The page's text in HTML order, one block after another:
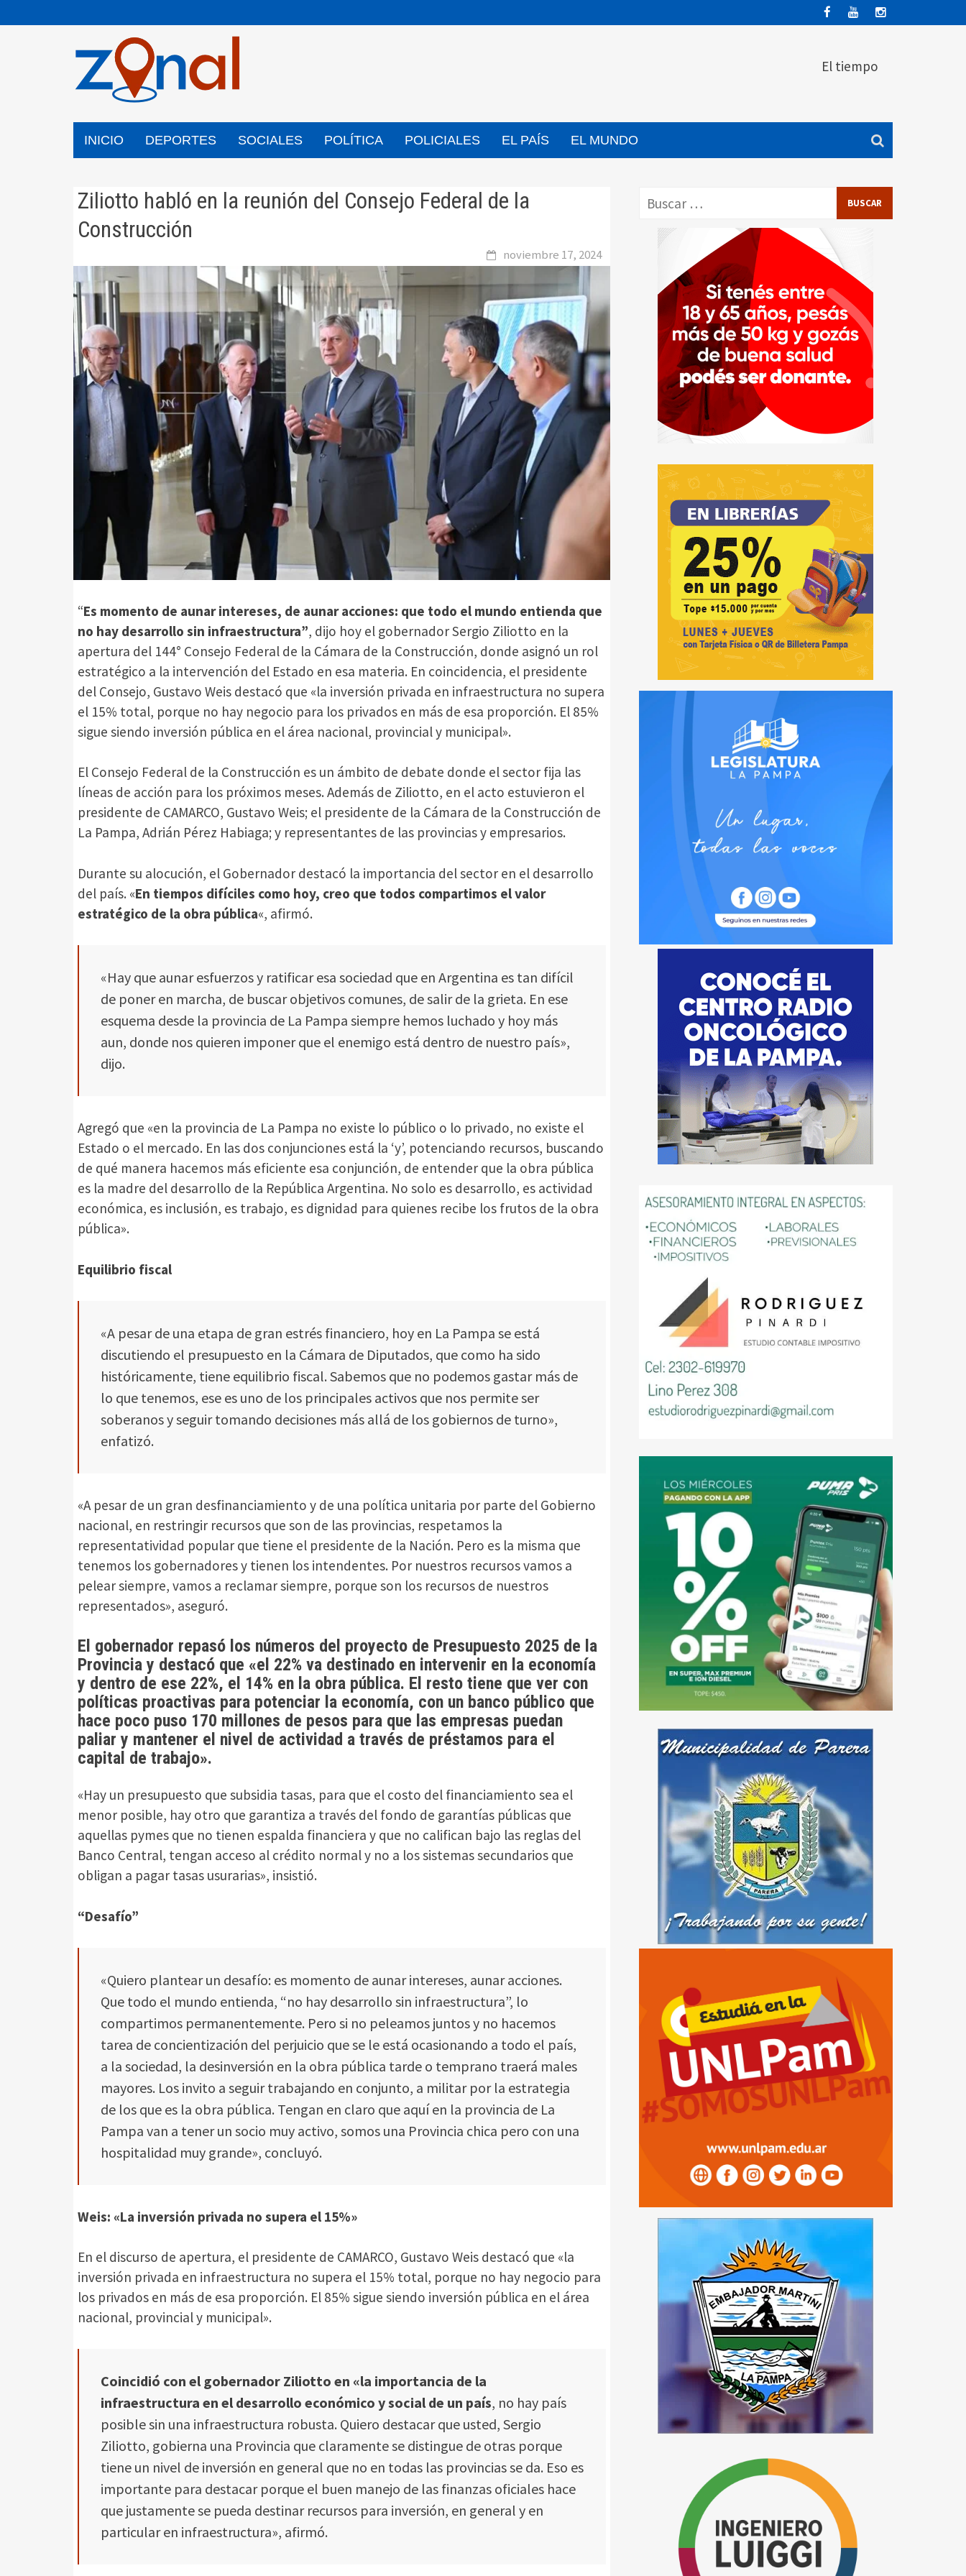
al
El tiempo
INICIO DEPORTES SOCIALES POLÍTICA POLICIALES EL PAÍS EL MUNDO
Ziliotto habló en la reunión del Consejo Federal de la
Construcción
noviembre 17, 2024
“Es momento de aunar intereses, de aunar acciones: que todo el mundo entienda que
no hay desarrollo sin infraestructura”, dijo hoy el gobernador Sergio Ziliotto en la
apertura del 144° Consejo Federal de la Cámara de la Construcción, donde asignó un rol
estratégico a la intervención del Estado en esa materia. En coincidencia, el presidente
del Consejo, Gustavo Weis destacó que «la inversión privada en infraestructura no supera
el 15% total, porque no hay negocio para los privados en más de esa proporción. El 85%
sigue siendo inversión pública en el área nacional, provincial y municipal».
El Consejo Federal de la Construcción es un ámbito de debate donde el sector fija las
líneas de acción para los próximos meses. Además de Ziliotto, en el acto estuvieron el
presidente de CAMARCO, Gustavo Weis; el presidente de la Cámara de la Construcción de
La Pampa, Adrián Pérez Habiaga; y representantes de las provincias y empresarios.
Durante su alocución, el Gobernador destacó la importancia del sector en el desarrollo
del país. «En tiempos difíciles como hoy, creo que todos compartimos el valor
estratégico de la obra pública«, afirmó.
«Hay que aunar esfuerzos y ratificar esa sociedad que en Argentina es tan difícil
de poner en marcha, de buscar objetivos comunes, de salir de la grieta. En ese
esquema desde la provincia de La Pampa siempre hemos luchado y hoy más
aun, donde nos quieren imponer que el enemigo está dentro de nuestro país»,
dijo.
Agregó que «en la provincia de La Pampa no existe lo público o lo privado, no existe el
Estado o el mercado. En las dos conjunciones está la ‘y’, potenciando recursos, buscando
de qué manera hacemos más eficiente esa conjunción, de entender que la obra pública
es la madre del desarrollo de la República Argentina. No solo es desarrollo, es actividad
económica, es inclusión, es trabajo, es dignidad para quienes recibe los frutos de la obra
pública».
Equilibrio fiscal
«A pesar de una etapa de gran estrés financiero, hoy en La Pampa se está
discutiendo el presupuesto en la Cámara de Diputados, que como ha sido
históricamente, tiene equilibrio fiscal. Sabemos que no podemos gastar más de
lo que tenemos, ese es uno de los principales activos que nos permite ser
soberanos y seguir tomando decisiones más allá de los gobiernos de turno»,
enfatizó.
«A pesar de un gran desfinanciamiento y de una política unitaria por parte del Gobierno
nacional, en restringir recursos que son de las provincias, respetamos la
representatividad popular que tiene el presidente de la Nación. Pero es la misma que
tenemos los gobernadores y tienen los intendentes. Por nuestros recursos vamos a
pelear siempre, vamos a reclamar siempre, porque son los recursos de nuestros
representados», aseguró.
El gobernador repasó los números del proyecto de Presupuesto 2025 de la
Provincia y destacó que «el 22% va destinado en intervenir en la economía
y dentro de ese 22%, el 14% en la obra pública. El resto tiene que ver con
políticas proactivas para potenciar la economía, con un banco público que
hace poco puso 170 millones de pesos para que las empresas puedan
paliar y mantener el nivel de actividad a través de préstamos para el
capital de trabajo».
«Hay un presupuesto que subsidia tasas, para que el costo del financiamiento sea el
menor posible, hay otro que garantiza a través del fondo de garantías públicas que
aquellas pymes que no tienen espalda financiera y que no califican bajo las reglas del
Banco Central, tengan acceso al crédito normal y no a los sistemas secundarios que
obligan a pagar tasas usurarias», insistió.
“Desafío”
«Quiero plantear un desafío: es momento de aunar intereses, aunar acciones.
Que todo el mundo entienda, “no hay desarrollo sin infraestructura”, lo
compartimos permanentemente. Pero si no peleamos juntos y no hacemos
tarea de concientización del perjuicio que se le está ocasionando a todo el país,
a la sociedad, la desinversión en la obra pública tarde o temprano traerá males
mayores. Los invito a seguir trabajando en conjunto, a militar por la estrategia
de los que es la obra pública. Tengan en claro que aquí en la provincia de La
Pampa van a tener un socio muy activo, somos una Provincia chica pero con una
hospitalidad muy grande», concluyó.
Weis: «La inversión privada no supera el 15%»
En el discurso de apertura, el presidente de CAMARCO, Gustavo Weis destacó que «la
inversión privada en infraestructura no supera el 15% total, porque no hay negocio para
los privados en más de esa proporción. El 85% sigue siendo inversión pública en el área
nacional, provincial y municipal».
Coincidió con el gobernador Ziliotto en «la importancia de la
infraestructura en el desarrollo económico y social de un país, no hay país
posible sin una infraestructura robusta. Quiero destacar que usted, Sergio
Ziliotto, gobierna una Provincia que claramente se distingue de otras porque
tiene un nivel de inversión en general que no en todas las provincias se da. Eso es
importante para destacar porque el buen manejo de las finanzas oficiales hace
que justamente se pueda destinar recursos para inversión, en general y en
particular en infraestructura», afirmó.
Buscar: